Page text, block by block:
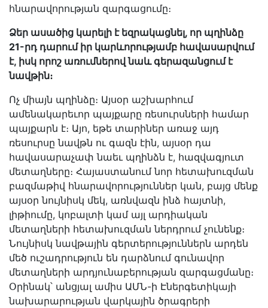
հնարավորության զարգացումը։
Ձեր ասածից կարելի է եզրակացնել, որ պղինձը
21-րդ դարում իր կարևորությամբ հավասարվում
է, իսկ որոշ առումներով նաև գերազանցում է
նավթին։
Ոչ միայն պղինձը։ Այսօր աշխարհում
ամենակարեւոր պայքարը ռեսուրսների համար
պայքարն է։ Այո, եթե տարիներ առաջ այդ
ռեսուրսը նավթն ու գազն էին, այսօր դա
հավասարաչափ նաեւ պղինձն է, հազվագյուտ
մետաղները։ Հայաստանում նոր հետախուզման
բազմաթիվ հնարավորություններ կան, բայց մենք
այսօր նույնիսկ մեկ, առնվազն ինձ հայտնի,
լիթիումը, կոբալտի կամ այլ արդիական
մետաղների հետախուզման ներդրում չունենք։
Նույնիսկ նավթային գերտերություններն արդեն
մեծ ուշադրություն են դարձնում գունավոր
մետաղների արդյունաբերության զարգացմանը։
Օրինակ՝ անցյալ ամիս ԱՄՆ-ի Էներգետիկայի
նախարարության վարկային ծրագրերի